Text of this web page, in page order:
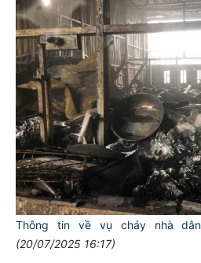
Thông tin về vụ cháy nhà
(20/07/2025 16:17)